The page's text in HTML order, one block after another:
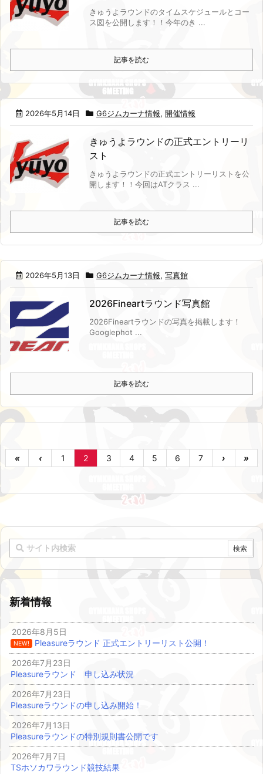
きゅうよラウンドのタイムスケジュールとコー
ス図を公開します！！ 今年のき ...
記事を読む
2026年5月14日 G6ジムカーナ情報, 開催情報
きゅうよラウンドの正式エントリーリ
スト
きゅうよラウンドの正式エントリーリストを公
開します！！ 今回はATクラス ...
記事を読む
2026年5月13日 G6ジムカーナ情報, 写真館
2026Fineartラウンド写真館
2026Fineartラウンドの写真を掲載します！
Googlephot ...
記事を読む
« ‹ 1 2 3 4 5 6 7 › »
新着情報
2026年8月5日
NEW!
Pleasureラウンド 正式エントリーリスト公開！
2026年7月23日
Pleasureラウンド 申し込み状況
2026年7月23日
Pleasureラウンドの申し込み開始！
2026年7月13日
Pleasureラウンドの特別規則書公開です
2026年7月7日
TSホソカワラウンド競技結果